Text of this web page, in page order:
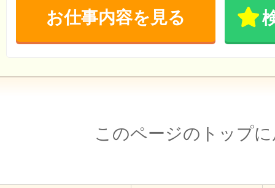
お仕事内容を見る
このページのトップ